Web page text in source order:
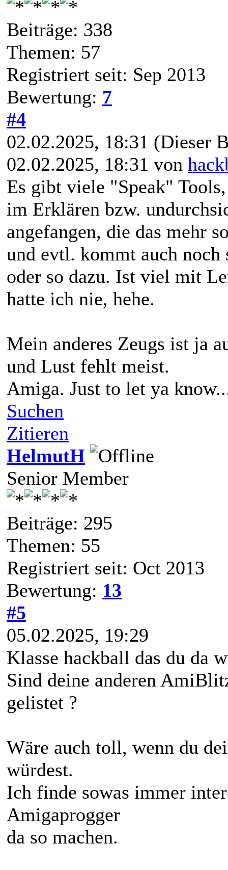
Beiträge: 338
Themen: 57
Registriert seit: Sep 2013
Bewertung: 7
#4
02.02.2025, 18:31 (Dieser
02.02.2025, 18:31 von
Es gibt viele "Speak"
im Erklären bzw.
angefangen, die das mehr
und evtl. kommt auch
oder so dazu. Ist viel mit
hatte ich nie, hehe.
Mein anderes Zeugs ist ja
und Lust fehlt meist.
Amiga. Just to let ya
Suchen
Zitieren
HelmutH
Senior Member
Beiträge: 295
Themen: 55
Registriert seit: Oct 2013
Bewertung: 13
#5
05.02.2025, 19:29
Klasse hackball das du da
Sind deine anderen
gelistet ?
Wäre auch toll, wenn du
würdest.
Ich finde sowas immer
Amigaprogger
da so machen.